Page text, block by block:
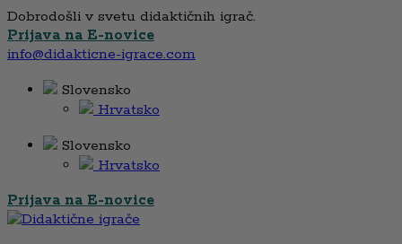
Dobrodošli v svetu didaktičnih igrač.
Prijava na E-novice
info@didakticne-igrace.com
Slovensko
Hrvatsko
Slovensko
Hrvatsko
Prijava na E-novice